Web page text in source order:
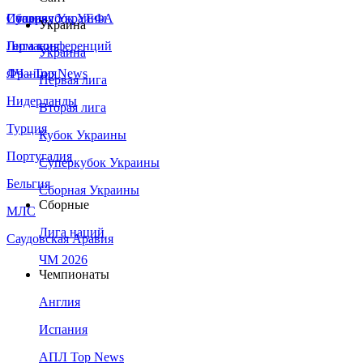
Сборная Украины
Италия
Германия
Франция
Нидерланды
Турция
Португалия
Бельгия
МЛС
Саудовская Аравия
Суперкубок УЕФА
Лига конференций
ЛЧ - Top News
Украина
Украина
Первая лига
Вторая лига
Кубок Украины
Суперкубок Украины
Сборная Украины
Сборные
Лига наций
ЧМ 2026
Чемпионаты
Англия
Испания
АПЛ Top News